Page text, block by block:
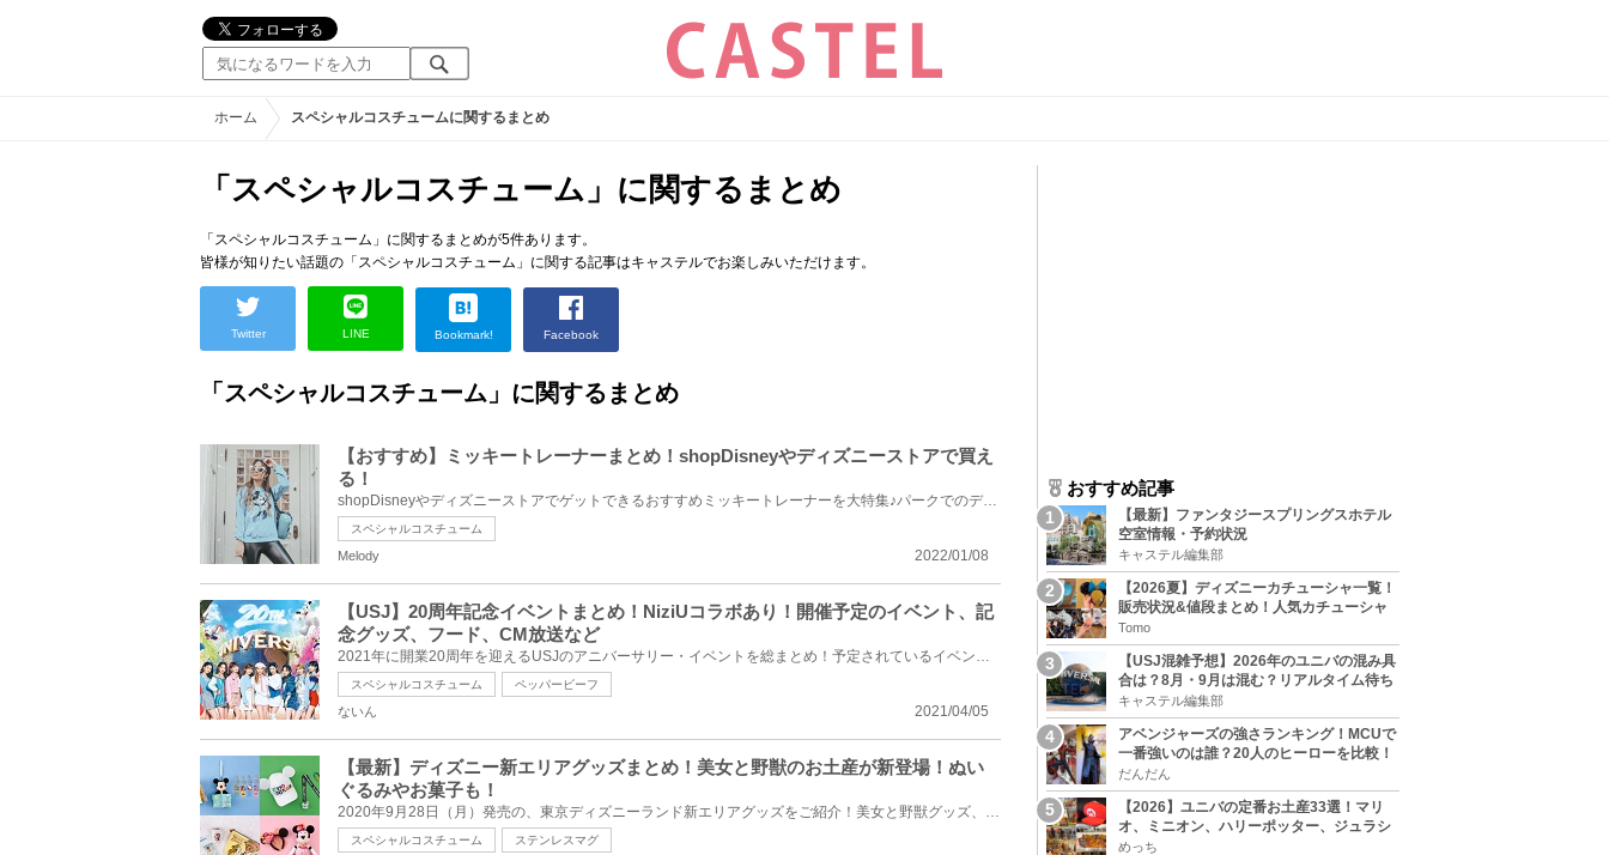
ホーム スペシャルコスチュームに関するまとめ
「スペシャルコスチューム」に関するまとめ
「スペシャルコスチューム」に関するまとめが5件あります。
皆様が知りたい話題の「スペシャルコスチューム」に関する記事はキャステルでお楽しみいただけます。
Twitter LINE Bookmark! Facebook
「スペシャルコスチューム」に関するまとめ
【おすすめ】ミッキートレーナーまとめ！shopDisneyやディズニーストアで買え
る！
shopDisneyやディズニーストアでゲットできるおすすめミッキートレーナーを大特集♪パークでのディズニー...
スペシャルコスチューム
2022/01/08
Melody
【USJ】20周年記念イベントまとめ！NiziUコラボあり！開催予定のイベント、記
念グッズ、フード、CM放送など
2021年に開業20周年を迎えるUSJのアニバーサリー・イベントを総まとめ！予定されているイベント、記念グ...
スペシャルコスチューム ペッパービーフ
2021/04/05
ないん
【最新】ディズニー新エリアグッズまとめ！美女と野獣のお土産が新登場！ぬい
ぐるみやお菓子も！
2020年9月28日（月）発売の、東京ディズニーランド新エリアグッズをご紹介！美女と野獣グッズ、ミッキー...
スペシャルコスチューム ステンレスマグ
おすすめ記事
【最新】ファンタジースプリングスホテル
空室情報・予約状況
キャステル編集部
【2026夏】ディズニーカチューシャ一覧！
販売状況&値段まとめ！人気カチューシャ
をチェック
Tomo
【USJ混雑予想】2026年のユニバの混み具
合は？8月・9月は混む？リアルタイム待ち
時間アプリも
キャステル編集部
アベンジャーズの強さランキング！MCUで
一番強いのは誰？20人のヒーローを比較！
だんだん
【2026】ユニバの定番お土産33選！マリ
オ、ミニオン、ハリーポッター、ジュラシ
ックパーク、セサミ、SINGなどのグッズ情
めっち